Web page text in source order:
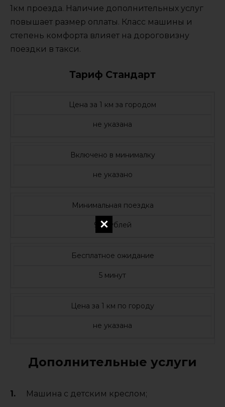
1км проезда. Наличие дополнительных услуг
повышает размер оплаты. Класс машины и
степень комфорта влияет на дороговизну
поездки в такси.
Тариф Стандарт
Цена за 1 км за городом
не указана
Включено в минималку
не указано
Минимальная поездка
99 рублей
Бесплатное ожидание
5 минут
Цена за 1 км по городу
не указана
Дополнительные услуги
Машина с детским креслом;